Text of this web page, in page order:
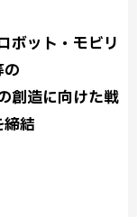
ボット・モビリ
創造に向けた戦
結